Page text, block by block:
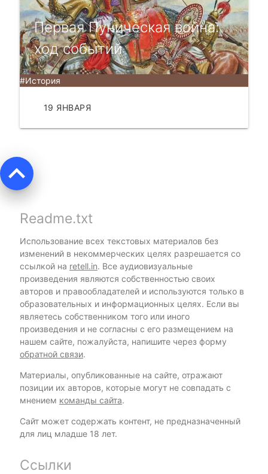
Первая Пуническая война:
ход событий
#История
19 ЯНВАРЯ
keyboard_arrow_up
Readme.txt
Использование всех текстовых материалов без
изменений в некоммерческих целях разрешается со
ссылкой на retell.in. Все аудиовизуальные
произведения являются собственностью своих
авторов и правообладателей и используются только в
образовательных и информационных целях. Если вы
являетесь собственником того или иного
произведения и не согласны с его размещением на
нашем сайте, пожалуйста, напишите через форму
обратной связи.
Материалы, опубликованные на сайте, отражают
позиции их авторов, которые могут не совпадать с
мнением команды сайта.
Сайт может содержать контент, не предназначенный
для лиц младше 18 лет.
Ссылки